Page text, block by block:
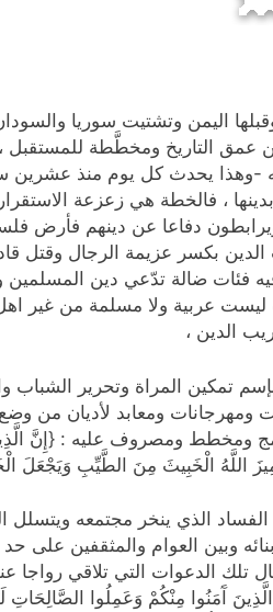
اليمن وتشتيت سوريا
التاريخ ومخطَّطة للمستقبل ،
وهذا يحدث كل يوم منذ عشرين
، فالخطة هي زعزعة
دفاعا عن دينهم فأرض
بكسر عزيمة الرجال وقتل
فئات ضالة تدّعي دين المسلمين
عربية ولا مسلمة من غير اهل
الدين ،
تمكين المراة وتحرير الشباب
ومعابد لأديان من
ومخطط ومصروف عليه : {إِنَّ
اللَّهُ الْخَبِيثَ مِنَ الطَّيِّبِ
الذي ينخر مجتمعه ويتسلل
وبين العوام والمثقفين
تلك الدعوات التي تلاقي
آَمَنُوا مِنْكُمْ وَعَمِلُوا